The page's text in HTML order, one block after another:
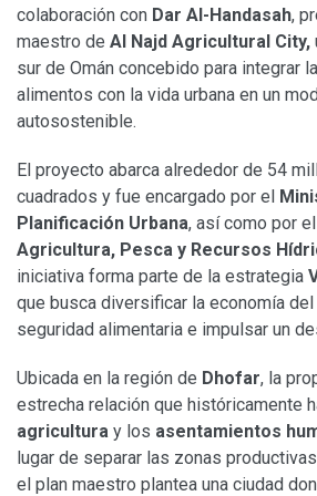
colaboración con Dar Al-Handasah,
maestro de Al Najd Agricultural City,
sur de Omán concebido para integrar
alimentos con la vida urbana en un
autosostenible.
El proyecto abarca alrededor de 54
cuadrados y fue encargado por el
Planificación Urbana, así como por el
Agricultura, Pesca y Recursos
iniciativa forma parte de la estrategia
que busca diversificar la economía
seguridad alimentaria e impulsar un
Ubicada en la región de Dhofar, la
estrecha relación que históricamente
agricultura y los asentamientos
lugar de separar las zonas
el plan maestro plantea una ciudad